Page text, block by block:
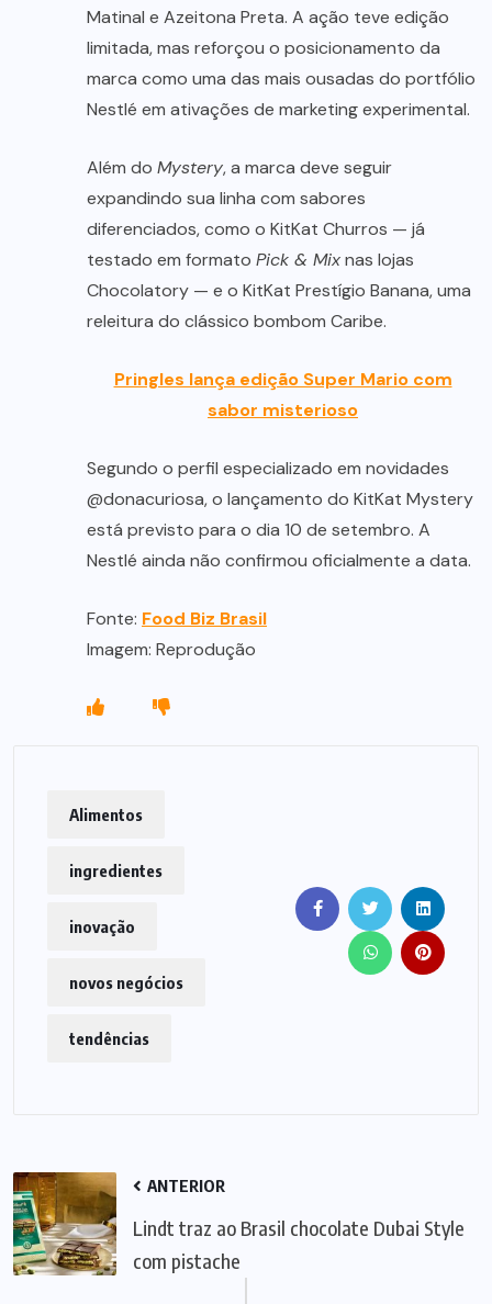
Matinal e Azeitona Preta. A ação teve edição
limitada, mas reforçou o posicionamento da
marca como uma das mais ousadas do portfólio
Nestlé em ativações de marketing experimental.
Além do Mystery, a marca deve seguir
expandindo sua linha com sabores
diferenciados, como o KitKat Churros — já
testado em formato Pick & Mixnas lojas
Chocolatory — e o KitKat Prestígio Banana, uma
releitura do clássico bombom Caribe.
Pringles lança edição Super Mario com
sabor misterioso
Segundo o perfil especializado em novidades
@donacuriosa, o lançamento do KitKat Mystery
está previsto para o dia 10 de setembro. A
Nestlé ainda não confirmou oficialmente a data.
Fonte: Food Biz Brasil
Imagem: Reprodução
Alimentos
ingredientes
inovação
novos negócios
tendências
ANTERIOR
Lindt traz ao Brasil chocolate Dubai Style
com pistache